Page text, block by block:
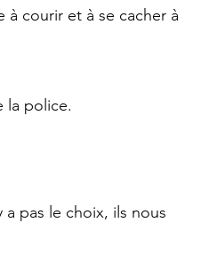
courir et à se cacher à
la police.
a pas le choix, ils nous